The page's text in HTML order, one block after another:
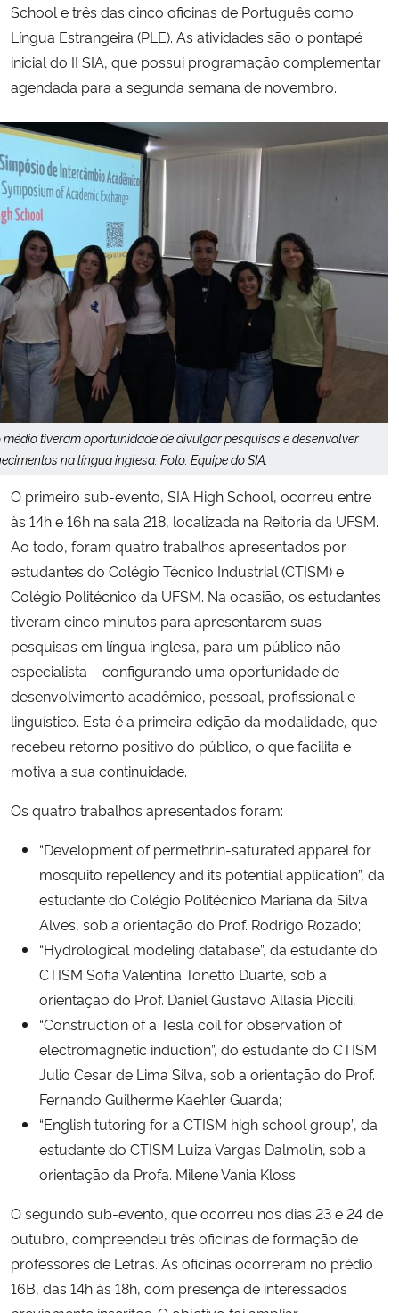
Ministério do Desenvolvimento Regional
Controladoria-Geral da União
Secretaria-Geral
Secretaria de Governo
Gabinete de Segurança Institucional
Advocacia-Geral da União
Banco Central do Brasil
Planalto
School e três das cinco oficinas de Português como
Língua Estrangeira (PLE). As atividades são o pontapé
inicial do II SIA, que possui programação complementar
agendada para a segunda semana de novembro.
tiveram oportunidade de divulgar pesquisas e desenvolver
na língua inglesa. Foto: Equipe do SIA.
O primeiro sub-evento, SIA High School, ocorreu entre
às 14h e 16h na sala 218, localizada na Reitoria da UFSM.
Ao todo, foram quatro trabalhos apresentados por
estudantes do Colégio Técnico Industrial (CTISM) e
Colégio Politécnico da UFSM. Na ocasião, os estudantes
tiveram cinco minutos para apresentarem suas
pesquisas em língua inglesa, para um público não
especialista – configurando uma oportunidade de
desenvolvimento acadêmico, pessoal, profissional e
linguístico. Esta é a primeira edição da modalidade, que
recebeu retorno positivo do público, o que facilita e
motiva a sua continuidade.
Os quatro trabalhos apresentados foram:
“Development of permethrin-saturated apparel for
mosquito repellency and its potential application”, da
estudante do Colégio Politécnico Mariana da Silva
Alves, sob a orientação do Prof. Rodrigo Rozado;
“Hydrological modeling database”, da estudante do
CTISM Sofia Valentina Tonetto Duarte, sob a
orientação do Prof. Daniel Gustavo Allasia Piccili;
“Construction of a Tesla coil for observation of
electromagnetic induction”, do estudante do CTISM
Julio Cesar de Lima Silva, sob a orientação do Prof.
Fernando Guilherme Kaehler Guarda;
“English tutoring for a CTISM high school group”, da
estudante do CTISM Luiza Vargas Dalmolin, sob a
orientação da Profa. Milene Vania Kloss.
O segundo sub-evento, que ocorreu nos dias 23 e 24 de
outubro, compreendeu três oficinas de formação de
professores de Letras. As oficinas ocorreram no prédio
16B, das 14h às 18h, com presença de interessados